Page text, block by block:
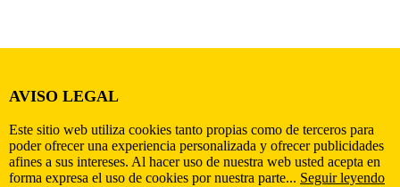
AVISO LEGAL
Este sitio web utiliza cookies tanto propias como de terceros para
poder ofrecer una experiencia personalizada y ofrecer publicidades
afines a sus intereses. Al hacer uso de nuestra web usted acepta en
forma expresa el uso de cookies por nuestra parte... Seguir leyendo